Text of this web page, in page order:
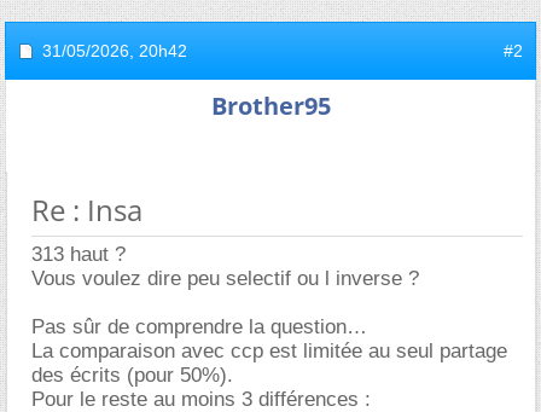
31/05/2026, 20h42 #2
Brother95
Re : Insa
313 haut ?
Vous voulez dire peu selectif ou l inverse ?
Pas sûr de comprendre la question
La comparaison avec ccp est limitée au seul partage
des écrits (pour 50%).
Pour le reste au moins 3 différences :